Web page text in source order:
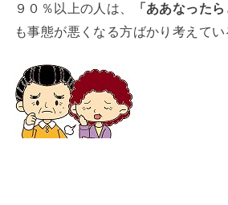
９０％以上の人は、 「ああなった
も事態が悪くなる方ばかり考えてい